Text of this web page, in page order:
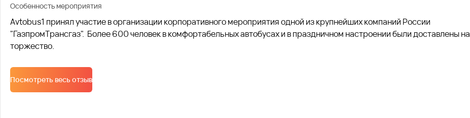
Особенность мероприятия
Avtobus1 принял участие в организации корпоративного мероприятия одной из крупнейших компаний России
"ГазпромТрансгаз". Более 600 человек в комфортабельных автобусах и в праздничном настроении были доставлены на
торжество.
Посмотреть весь отзыв